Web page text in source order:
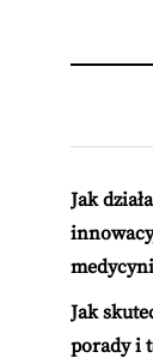
Jak
Jak
porady i